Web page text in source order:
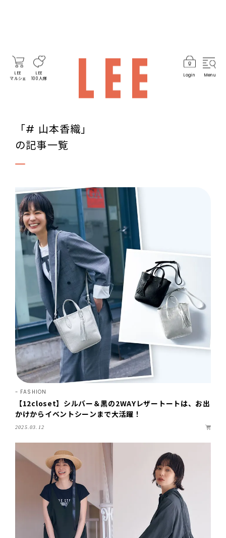
LEE
マルシェ
LEE
100人隊
Login Menu
「# 山本香織」
の記事一覧
FASHION
【12closet】シルバー＆黒の2WAYレザートートは、お出
かけからイベントシーンまで大活躍！
2025.03.12